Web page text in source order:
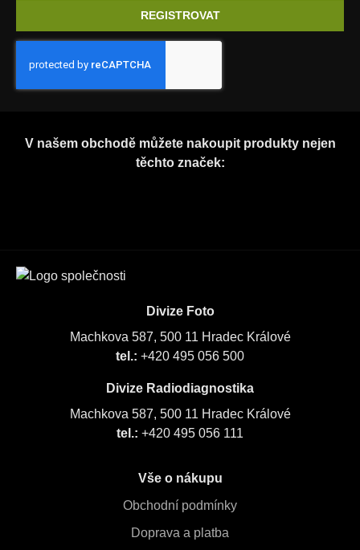
REGISTROVAT
V našem obchodě můžete nakoupit produkty nejen
těchto značek:
Divize Foto
Machkova 587, 500 11 Hradec Králové
tel.: +420 495 056 500
Divize Radiodiagnostika
Machkova 587, 500 11 Hradec Králové
tel.: +420 495 056 111
Vše o nákupu
Obchodní podmínky
Doprava a platba